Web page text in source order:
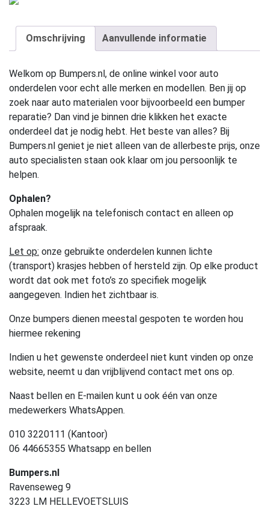
Omschrijving Aanvullende informatie
Welkom op Bumpers.nl, de online winkel voor auto
onderdelen voor echt alle merken en modellen. Ben jij op
zoek naar auto materialen voor bijvoorbeeld een bumper
reparatie? Dan vind je binnen drie klikken het exacte
onderdeel dat je nodig hebt. Het beste van alles? Bij
Bumpers.nl geniet je niet alleen van de allerbeste prijs, onze
auto specialisten staan ook klaar om jou persoonlijk te
helpen.
Ophalen?
Ophalen mogelijk na telefonisch contact en alleen op
afspraak.
Let op: onze gebruikte onderdelen kunnen lichte
(transport) krasjes hebben of hersteld zijn. Op elke product
wordt dat ook met foto’s zo specifiek mogelijk
aangegeven. Indien het zichtbaar is.
Onze bumpers dienen meestal gespoten te worden hou
hiermee rekening
Indien u het gewenste onderdeel niet kunt vinden op onze
website, neemt u dan vrijblijvend contact met ons op.
Naast bellen en E-mailen kunt u ook één van onze
medewerkers WhatsAppen.
010 3220111 (Kantoor)
06 44665355 Whatsapp en bellen
Bumpers.nl
Ravenseweg 9
3223 LM HELLEVOETSLUIS